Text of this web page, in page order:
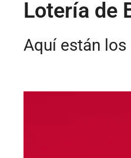
Lotería de
Aquí están